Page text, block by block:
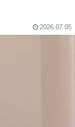
2026.07.05